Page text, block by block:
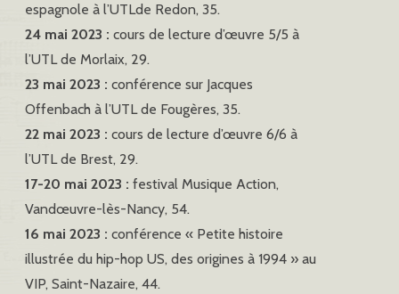
espagnole à l’UTLde Redon, 35.
24 mai 2023 : cours de lecture d’œuvre 5/5 à
l’UTL de Morlaix, 29.
23 mai 2023 : conférence sur Jacques
Offenbach à l’UTL de Fougères, 35.
22 mai 2023 : cours de lecture d’œuvre 6/6 à
l’UTL de Brest, 29.
17-20 mai 2023 : festival Musique Action,
Vandœuvre-lès-Nancy, 54.
16 mai 2023 : conférence « Petite histoire
illustrée du hip-hop US, des origines à 1994 » au
VIP, Saint-Nazaire, 44.